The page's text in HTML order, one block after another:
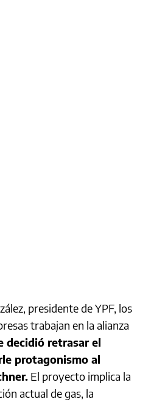
presidente de YPF, los
trabajan en la alianza
decidió retrasar el
protagonismo al
El proyecto implica la
actual de gas, la